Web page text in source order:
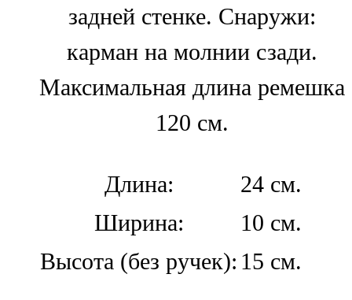
задней стенке. Снаружи:
карман на молнии сзади.
Максимальная длина ремешка
120 см.
Длина:
24 см.
Ширина:
10 см.
Высота (без ручек): 15 см.